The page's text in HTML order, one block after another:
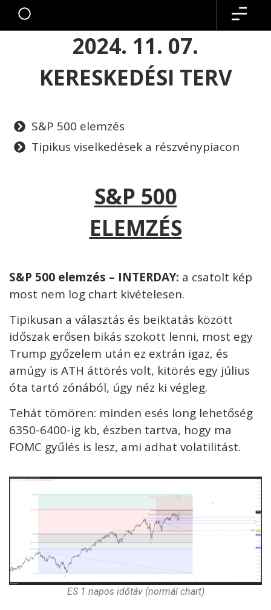
2024. 11. 07.
KERESKEDÉSI TERV
S&P 500 elemzés
Tipikus viselkedések a részvénypiacon
S&P 500
ELEMZÉS
S&P 500 elemzés – INTERDAY: a csatolt kép
most nem log chart kivételesen.
Tipikusan a választás és beiktatás között
időszak erősen bikás szokott lenni, most egy
Trump győzelem után ez extrán igaz, és
amúgy is ATH áttörés volt, kitörés egy július
óta tartó zónából, úgy néz ki végleg.
Tehát tömören: minden esés long lehetőség
6350-6400-ig kb, észben tartva, hogy ma
FOMC gyűlés is lesz, ami adhat volatilitást.
ES 1 napos időtáv (normál chart)